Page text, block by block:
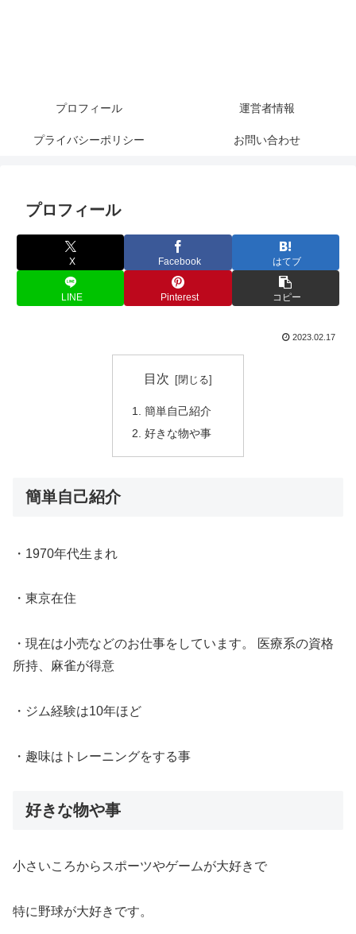
プロフィール 運営者情報
プライバシーポリシー お問い合わせ
プロフィール
X Facebook はてブ
LINE Pinterest コピー
2023.02.17
目次
簡単自己紹介
好きな物や事
簡単自己紹介
・1970年代生まれ
・東京在住
・現在は小売などのお仕事をしています。 医療系の資格
所持、麻雀が得意
・ジム経験は10年ほど
・趣味はトレーニングをする事
好きな物や事
小さいころからスポーツやゲームが大好きで
特に野球が大好きです。